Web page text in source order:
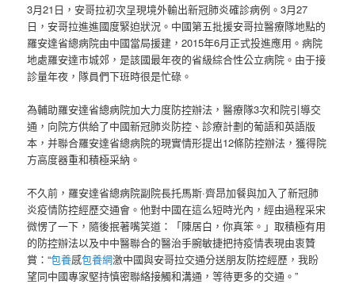
3月21日，安哥拉初次呈現境外輸出新冠肺炎確診病例。3月27
日，安哥拉進進國度緊迫狀況。中國第五批援安哥拉醫療隊地點的
羅安達省總病院由中國當局援建，2015年6月正式投進應用。病院
地處羅安達市城郊，是該國最年夜的省級綜合性公立病院。由于接
診量年夜，隊員們下班時很是忙碌。
為輔助羅安達省總病院加大力度防控辦法，醫療隊3次和院引導交
通，向院方供給了中國新冠肺炎防控、診療計劃的葡語和英語版
本，并聯合羅安達省總病院的現實情形提出12條防控辦法，獲得院
方高度器重和積極采納。
不久前，羅安達省總病院副院長托馬斯·齊昂加餐與加入了新冠肺
炎疫情防控經歷交通會。他對中國在這么短時光內，經由過程采宋
微愣了一下，隨後抿著嘴笑道：「陳居白，你真笨。」取積極有用
的防控辦法以及中中醫聯合的醫治手腕敏捷把持疫情表現由衷贊
賞：“包養感包養網激中國與安哥拉交通分送朋友防控經歷，我盼
望同中國專家堅持慎密聯絡接觸和溝通，等待更多的交通。”